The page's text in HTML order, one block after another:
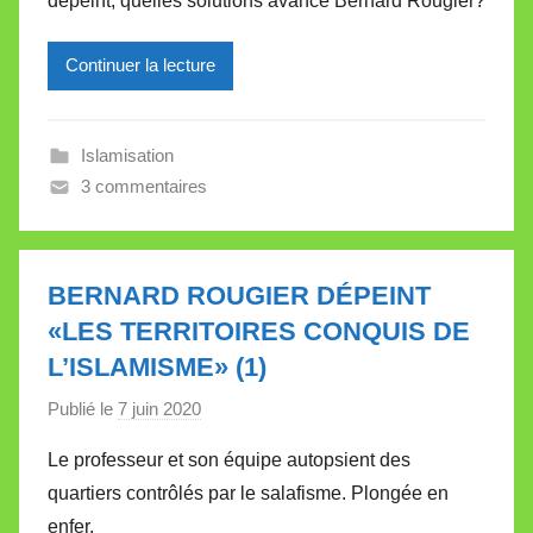
i
l
V
l
l
t
t
Continuer la lecture
Islamisation
3 commentaires
BERNARD ROUGIER DÉPEINT
«LES TERRITOIRES CONQUIS DE
L’ISLAMISME» (1)
Publié le 7 juin 2020
r
M
Le professeur et son équipe autopsient des
quartiers contrôlés par le salafisme. Plongée en
enfer.